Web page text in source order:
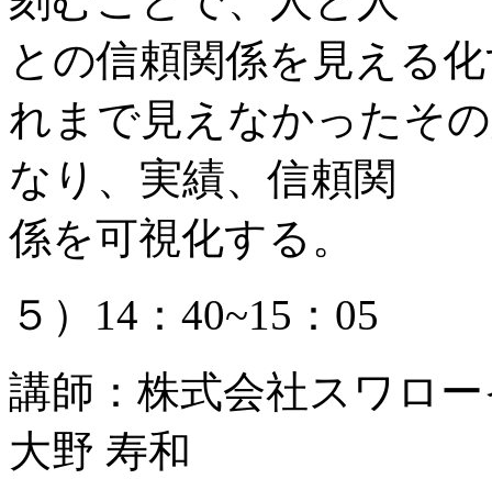
との信頼関係を見える
れまで見えなかったそ
なり、実績、信頼関
係を可視化する。
５）14：40~15：05
講師：株式会社スワロ
大野 寿和